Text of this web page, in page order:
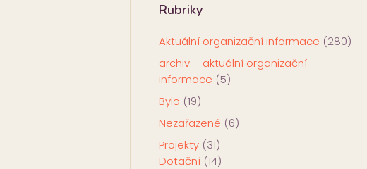
Rubriky
Aktuální organizační informace (280)
archiv – aktuální organizační
informace (5)
Bylo (19)
Nezařazené (6)
Projekty(31)
Dotační(14)